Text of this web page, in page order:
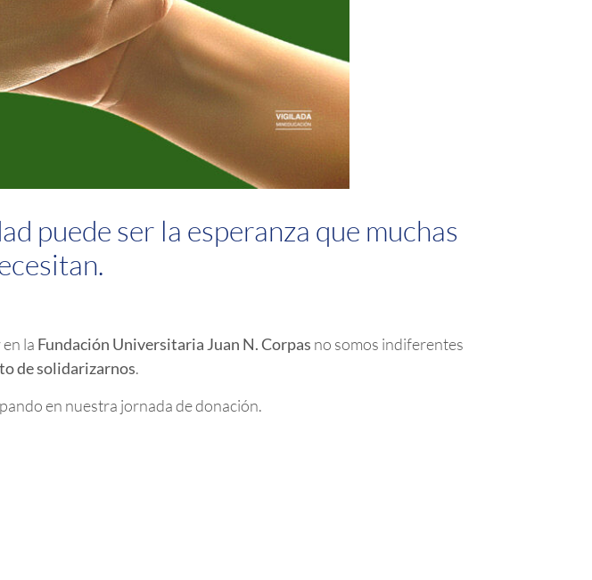
puede ser la esperanza que muchas
la Fundación Universitaria Juan N. Corpas no somos indiferentes
de solidarizarnos.
en nuestra jornada de donación.